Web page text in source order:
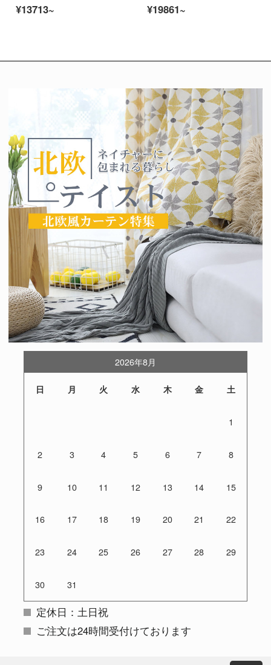
¥13713~
¥19861~
2026年8月
日 月 火 水 木 金 土
1
2 3 4 5 6 7 8
9 10 11 12 13 14 15
16 17 18 19 20 21 22
23 24 25 26 27 28 29
30 31
定休日：土日祝
ご注文は24時間受付けております